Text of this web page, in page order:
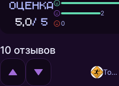
ОЦЕНКА
5,0/ 5
2
0
10 отзывов
TommyBar